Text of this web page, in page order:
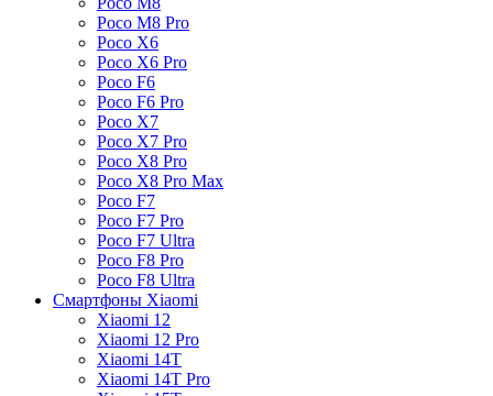
Poco M8 Pro
Poco X6
Poco X6 Pro
Poco F6
Poco F6 Pro
Poco X7
Poco X7 Pro
Poco X8 Pro
Poco X8 Pro Max
Poco F7
Poco F7 Pro
Poco F7 Ultra
Poco F8 Pro
Poco F8 Ultra
Смартфоны Xiaomi
Xiaomi 12
Xiaomi 12 Pro
Xiaomi 14T
Xiaomi 14T Pro